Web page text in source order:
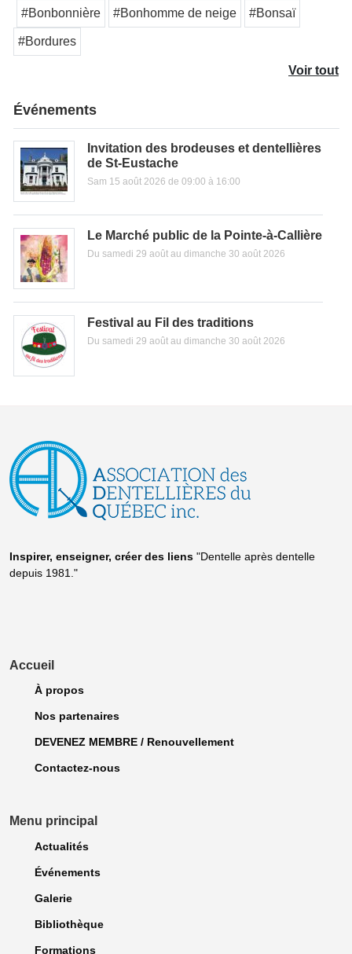
#Bonbonnière #Bonhomme de neige #Bonsaï
#Bordures
Voir tout
Événements
Invitation des brodeuses et dentellières
de St-Eustache
Sam 15 août 2026 de 09:00 à 16:00
Le Marché public de la Pointe-à-Callière
Du samedi 29 août au dimanche 30 août 2026
Festival au Fil des traditions
Du samedi 29 août au dimanche 30 août 2026
Inspirer, enseigner, créer des liens "Dentelle après dentelle
depuis 1981."
Accueil
À propos
Nos partenaires
DEVENEZ MEMBRE / Renouvellement
Contactez-nous
Menu principal
Actualités
Événements
Galerie
Bibliothèque
Formations